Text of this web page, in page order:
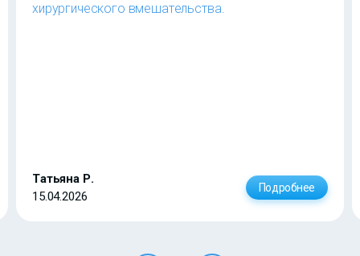
хирургического вмешательства.
Татьяна Р.
15.04.2026
Подробнее